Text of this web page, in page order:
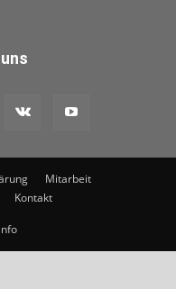
Mitarbeit
Kontakt